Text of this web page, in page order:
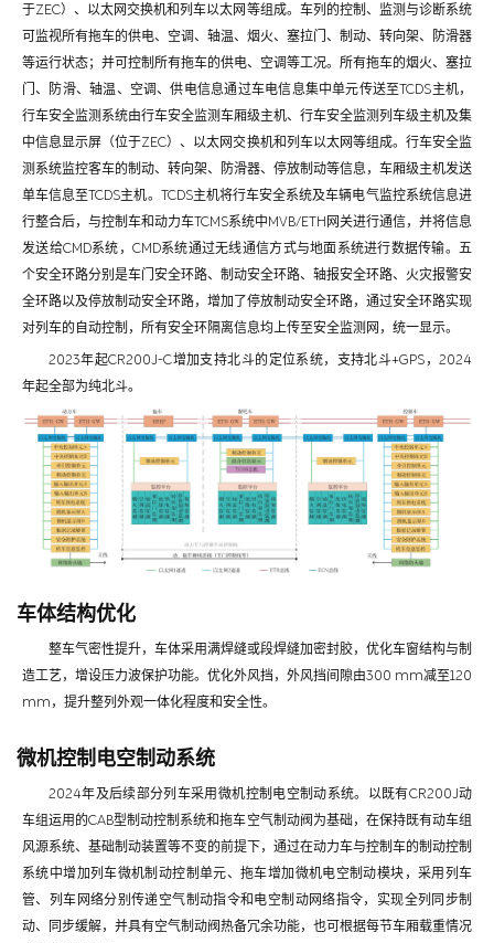
于ZEC）、以太网交换机和列车以太网等组成。车列的控制、监测与诊断系统
可监视所有拖车的供电、空调、轴温、烟火、塞拉门、制动、转向架、防滑器
等运行状态；并可控制所有拖车的供电、空调等工况。所有拖车的烟火、塞拉
门、防滑、轴温、空调、供电信息通过车电信息集中单元传送至TCDS主机，
行车安全监测系统由行车安全监测车厢级主机、行车安全监测列车级主机及集
中信息显示屏（位于ZEC）、以太网交换机和列车以太网等组成。行车安全监
测系统监控客车的制动、转向架、防滑器、停放制动等信息，车厢级主机发送
单车信息至TCDS主机。TCDS主机将行车安全系统及车辆电气监控系统信息进
行整合后，与控制车和动力车TCMS系统中MVB/ETH网关进行通信，并将信息
发送给CMD系统，CMD系统通过无线通信方式与地面系统进行数据传输。五
个安全环路分别是车门安全环路、制动安全环路、轴报安全环路、火灾报警安
全环路以及停放制动安全环路，增加了停放制动安全环路，通过安全环路实现
对列车的自动控制，所有安全环隔离信息均上传至安全监测网，统一显示。
2023年起CR200J-C增加支持北斗的定位系统，支持北斗+GPS，2024
年起全部为纯北斗。
车体结构优化
整车气密性提升，车体采用满焊缝或段焊缝加密封胶，优化车窗结构与制
造工艺，增设压力波保护功能。优化外风挡，外风挡间隙由300 mm减至120
mm，提升整列外观一体化程度和安全性。
微机控制电空制动系统
2024年及后续部分列车采用微机控制电空制动系统。以既有CR200J动
车组运用的CAB型制动控制系统和拖车空气制动阀为基础，在保持既有动车组
风源系统、基础制动装置等不变的前提下，通过在动力车与控制车的制动控制
系统中增加列车微机制动控制单元、拖车增加微机电空制动模块，采用列车
管、列车网络分别传递空气制动指令和电空制动网络指令，实现全列同步制
动、同步缓解，并具有空气制动阀热备冗余功能，也可根据每节车厢载重情况